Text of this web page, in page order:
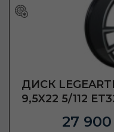
ДИСК
9,5X22 5/112
27